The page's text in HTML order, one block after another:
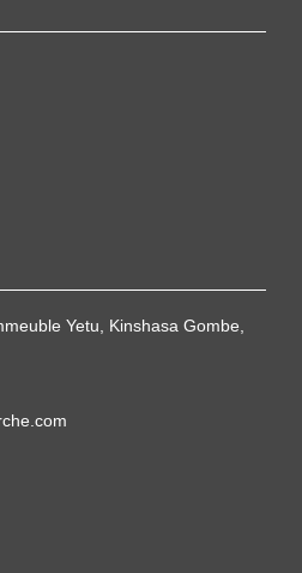
Yetu, Kinshasa Gombe,